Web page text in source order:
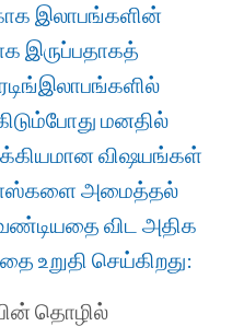
இலாபங்களின்
இருப்பதாகத்
மனதில்
விஷயங்கள்
அமைத்தல்
விட அதிக
உறுதி செய்கிறது:
தொழில்